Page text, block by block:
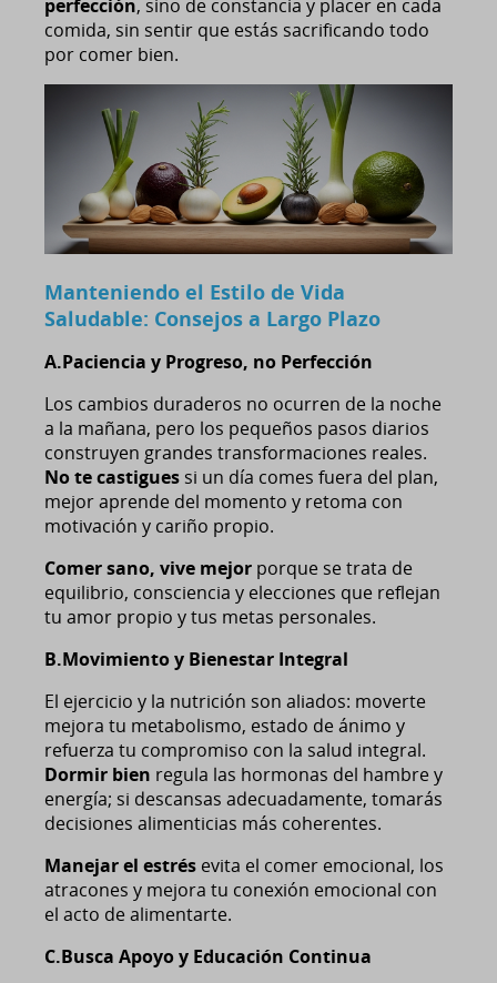
perfección, sino de constancia y placer en cada
comida, sin sentir que estás sacrificando todo
por comer bien.
Manteniendo el Estilo de Vida
Saludable: Consejos a Largo Plazo
A.Paciencia y Progreso, no Perfección
Los cambios duraderos no ocurren de la noche
a la mañana, pero los pequeños pasos diarios
construyen grandes transformaciones reales.
No te castigues si un día comes fuera del plan,
mejor aprende del momento y retoma con
motivación y cariño propio.
Comer sano, vive mejor porque se trata de
equilibrio, consciencia y elecciones que reflejan
tu amor propio y tus metas personales.
B.Movimiento y Bienestar Integral
El ejercicio y la nutrición son aliados: moverte
mejora tu metabolismo, estado de ánimo y
refuerza tu compromiso con la salud integral.
Dormir bien regula las hormonas del hambre y
energía; si descansas adecuadamente, tomarás
decisiones alimenticias más coherentes.
Manejar el estrés evita el comer emocional, los
atracones y mejora tu conexión emocional con
el acto de alimentarte.
C.Busca Apoyo y Educación Continua